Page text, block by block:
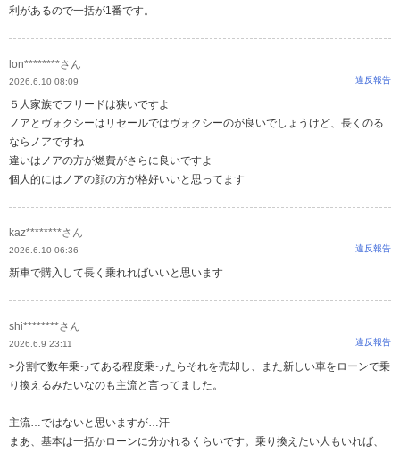
利があるので一括が1番です。
lon********さん
2026.6.10 08:09 違反報告
５人家族でフリードは狭いですよ
ノアとヴォクシーはリセールではヴォクシーのが良いでしょうけど、長くのる
ならノアですね
違いはノアの方が燃費がさらに良いですよ
個人的にはノアの顔の方が格好いいと思ってます
kaz********さん
2026.6.10 06:36 違反報告
新車で購入して長く乗れればいいと思います
shi********さん
2026.6.9 23:11 違反報告
>⁠分割で数年乗ってある程度乗ったらそれを売却し、また新しい車をローンで乗
り換えるみたいなのも主流と言ってました。
主流…ではないと思いますが…汗
まあ、基本は一括かローンに分かれるくらいです。乗り換えたい人もいれば、